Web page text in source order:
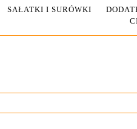
SAŁATKI I SURÓWKI